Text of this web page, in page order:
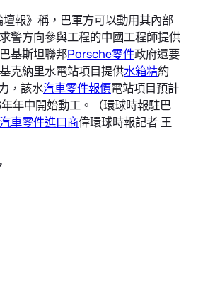
壇報》稱，巴軍方可以動用其內部
警方向參與工程的中國工程師提供
基斯坦聯邦Porsche零件政府還要
克納里水電站項目提供水箱精約
，該水汽車零件報價電站項目預計
年中開始動工。（環球時報駐巴
汽車零件進口商偉環球時報記者 王